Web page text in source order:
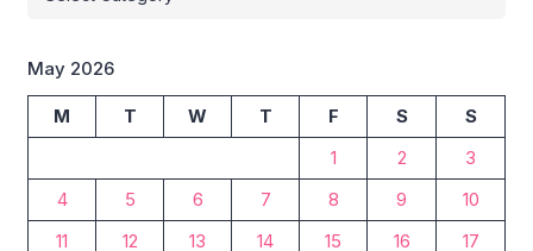
May 2026
M T W T F S
S
1
2
3
4
5 6 7 8 9
10
11
12 13 14 15 16
17